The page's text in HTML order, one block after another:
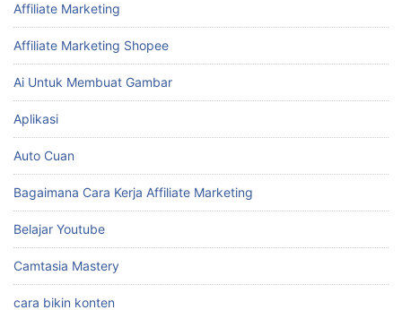
Affiliate Marketing
Affiliate Marketing Shopee
Ai Untuk Membuat Gambar
Aplikasi
Auto Cuan
Bagaimana Cara Kerja Affiliate Marketing
Belajar Youtube
Camtasia Mastery
cara bikin konten